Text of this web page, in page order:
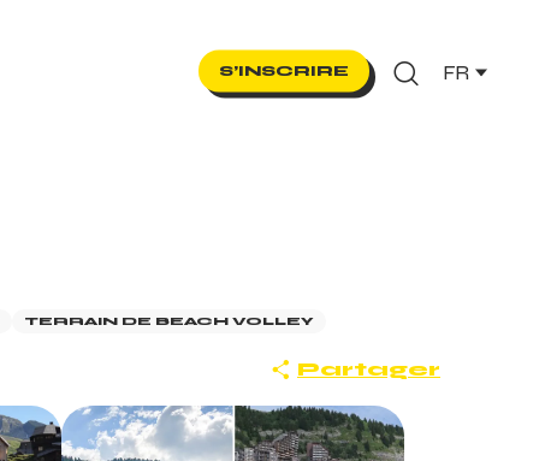
S’INSCRIRE FR
TERRAIN DE BEACH VOLLEY
Partager